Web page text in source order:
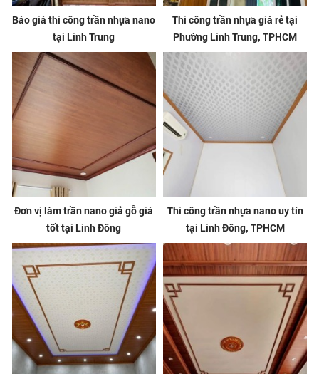
Báo giá thi công trần nhựa nano
tại Linh Trung
Thi công trần nhựa giá rẻ tại
Phường Linh Trung, TPHCM
Đơn vị làm trần nano giả gỗ giá
tốt tại Linh Đông
Thi công trần nhựa nano uy tín
tại Linh Đông, TPHCM